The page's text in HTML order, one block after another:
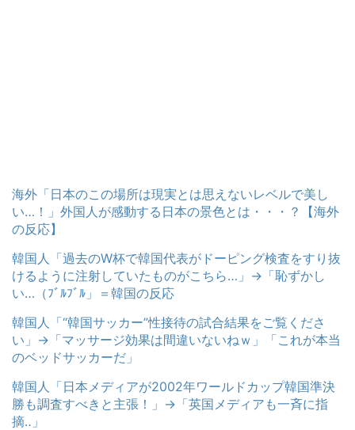
海外「日本のこの場所は現実とは思えないレベルで美し
い…！」外国人が感動する日本の景色とは・・・？【海外
の反応】
韓国人「過去のW杯で韓国代表がドーピング検査をすり抜
けるように注射していたものがこちら…」→「恥ずかし
い…（ﾌﾞﾙﾌﾞﾙ」＝韓国の反応
韓国人「“韓国サッカー”性接待の試合結果をご覧くださ
い」→「マッサージ効果は間違いないねｗ」「これが本当
のベッドサッカーだ」
韓国人「日本メディアが2002年ワールドカップ韓国準決
勝も調査すべきと主張！」→「英国メディアも一斉に指
摘‥」